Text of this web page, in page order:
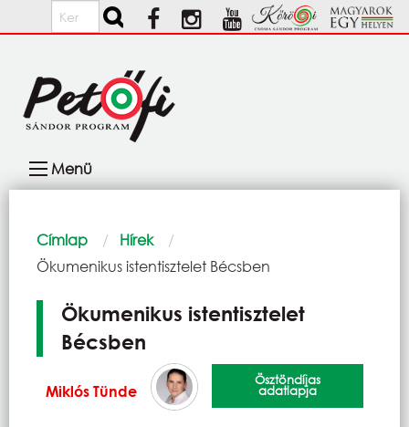
Ugrás a tartalomra
Keresés
navigáció
Menü
Morzsa
Címlap
Hírek
Current:
Ökumenikus istentisztelet Bécsben
Ökumenikus istentisztelet
Bécsben
Miklós Tünde
Ösztöndíjas
adatlapja